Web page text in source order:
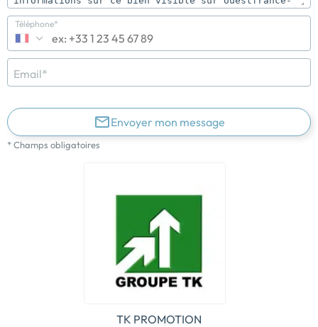
TK PROMOTION
Téléphone*
Email*
Envoyer mon message
* Champs obligatoires